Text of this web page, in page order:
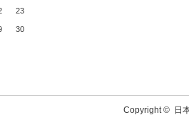
23
30
Copyright © 日